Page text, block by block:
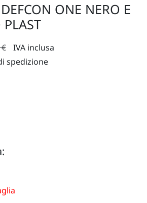
ONE NERO E
IVA inclusa
spedizione